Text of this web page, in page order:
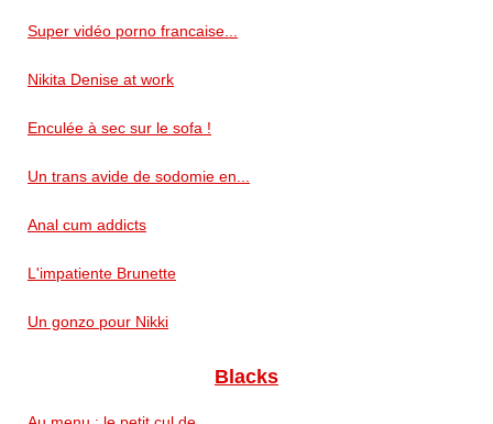
Super vidéo porno francaise...
Nikita Denise at work
Enculée à sec sur le sofa !
Un trans avide de sodomie en...
Anal cum addicts
L'impatiente Brunette
Un gonzo pour Nikki
Blacks